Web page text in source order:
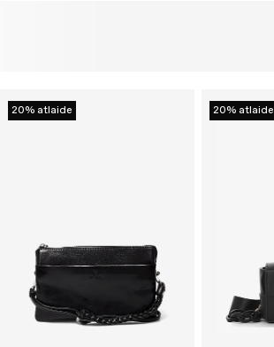
20% atlaide 20% atlaide